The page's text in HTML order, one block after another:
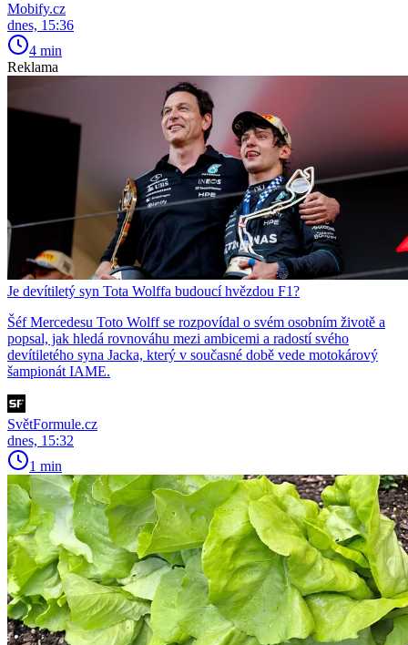
Mobify.cz
dnes, 15:36
4 min
Reklama
Je devítiletý syn Tota Wolffa budoucí hvězdou F1?
Šéf Mercedesu Toto Wolff se rozpovídal o svém osobním životě a
popsal, jak hledá rovnováhu mezi ambicemi a radostí svého
devítiletého syna Jacka, který v současné době vede motokárový
šampionát IAME.
SvětFormule.cz
dnes, 15:32
1 min